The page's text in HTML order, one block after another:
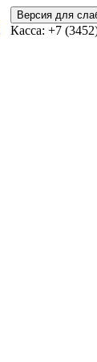
Версия для
Касса: +7